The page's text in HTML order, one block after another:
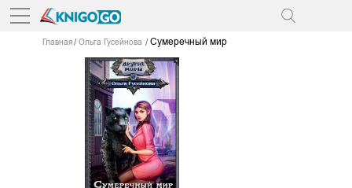
Главная Ольга Гусейнова Сумеречный мир